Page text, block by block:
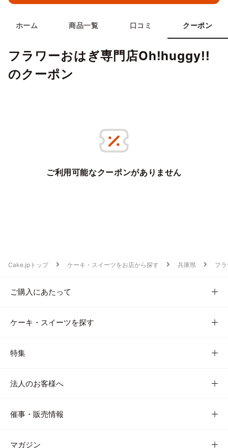
ホーム 商品一覧 口コミ クーポン
フラワーおはぎ専門店Oh!huggy!!
のクーポン
ご利用可能なクーポンがありません
Cake.jpトップ ケーキ・スイーツをお店から探す 兵庫県 フ
ご購入にあたって
ケーキ・スイーツを探す
特集
法人のお客様へ
催事・販売情報
マガジン